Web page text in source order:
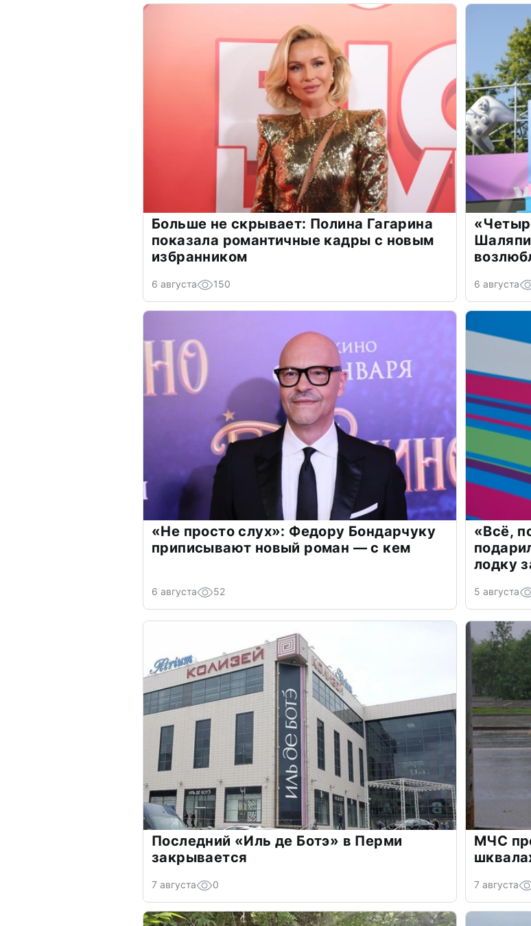
Больше не скрывает: Полина Гагарина
показала романтичные кадры с новым
избранником
6 августа 150 6 августа
«Не просто слух»: Федору Бондарчуку
приписывают новый роман — с кем
6 августа 52
«Всё,
лодку
5 августа
Последний «Иль де Ботэ» в Перми
закрывается
7 августа 0
МЧС
7 августа